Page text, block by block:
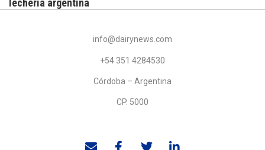
lechería argentina
info@dairynews.com
+54 351 4284530
Córdoba – Argentina
CP. 5000